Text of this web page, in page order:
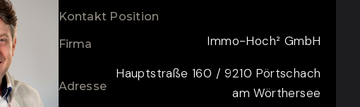
Kontakt Position
Firma Immo-Hoch² GmbH
Adresse
Hauptstraße 160 / 9210 Pörtschach
am Wörthersee